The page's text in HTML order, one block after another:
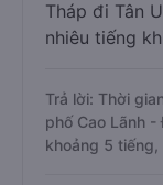
Tháp đi Tân
nhiêu tiếng
Trả lời: Thời
phố Cao Lãnh
khoảng 5